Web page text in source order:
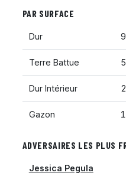
PAR SURFACE
Dur
Terre Battue
Dur Intérieur
Gazon
ADVERSAIRES LES PLUS
Jessica Pegula